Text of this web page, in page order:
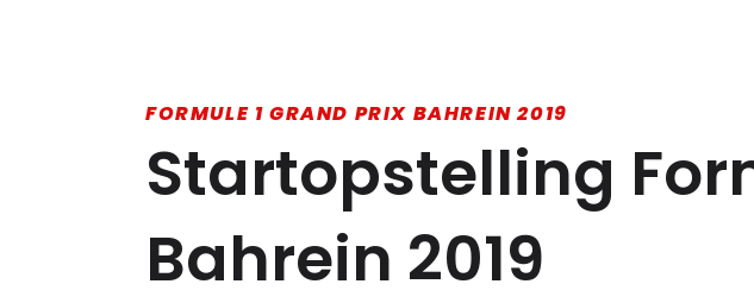
FORMULE 1 GRAND PRIX BAHREIN 2019
Startopstelling
Bahrein 2019